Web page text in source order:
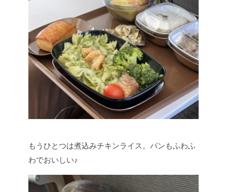
もうひとつは煮込みチキンライス。パンもふわふ
わでおいしい♪